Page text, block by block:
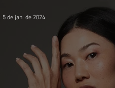
5 de jan. de 2024